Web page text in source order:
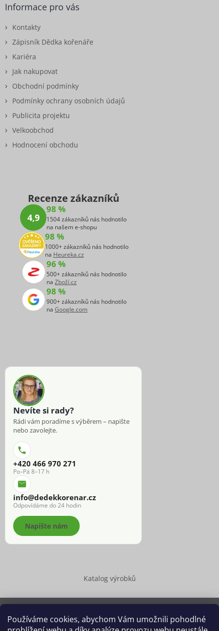
Používáme cookies, abychom Vám umožnili pohodlné
Informace pro vás
Kontakty
Zápisník Dědka kořenáře
Kariéra
Jak nakupovat
Obchodní podmínky
Podmínky ochrany osobních údajů
Publicita projektu
Velkoobchod
Hodnocení obchodu
Recenze zákazníků
4,9
98 %
1504 zákazníků nás hodnotilo
na našem e-shopu
98 %
1000+ zákazníků nás hodnotilo
na Heureka.cz
96 %
500+ zákazníků nás hodnotilo
na Zboží.cz
98 %
900+ zákazníků nás hodnotilo
na Google.com
Nevíte si rady?
Rádi vám poradíme s výběrem – napište
nebo zavolejte.
+420 466 970 271
Po–Pá 8–17 h
info@dedekkorenar.cz
Odpovídáme do 24 hodin
Napište nám
Katalog výrobků